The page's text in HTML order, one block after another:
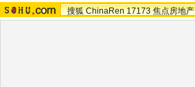
搜狐 ChinaRen 17173 焦点房地产